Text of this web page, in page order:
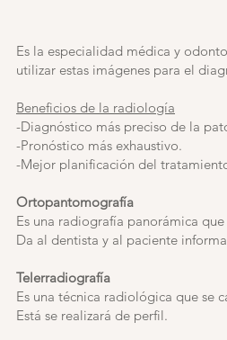
Es la especialidad médica y
utilizar estas imágenes para el
Beneficios de la radiología
-Diagnóstico más preciso de la
-Pronóstico más exhaustivo.
-Mejor planificación del
Ortopantomografía
Es una radiografía panorámica
Da al dentista y al paciente
Telerradiografía
Es una técnica radiológica que se
Está se realizará de perfil.